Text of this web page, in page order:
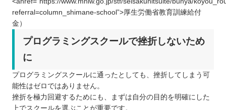
referral=column_shimane-school”>厚生労働省教育訓練給付
金）
プログラミングスクールで挫折しないため
に
プログラミングスクールに通ったとしても、挫折してしまう可
能性はゼロではありません。
挫折を極力回避するためにも、まずは自分の目的を明確にした
上でスクールを選ぶことが重要です。